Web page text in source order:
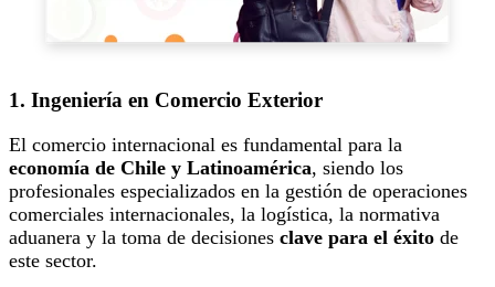
1. Ingeniería en Comercio Exterior
El comercio internacional es fundamental para la
economía de Chile y Latinoamérica, siendo los
profesionales especializados en la gestión de operaciones
comerciales internacionales, la logística, la normativa
aduanera y la toma de decisiones clave para el éxito de
este sector.